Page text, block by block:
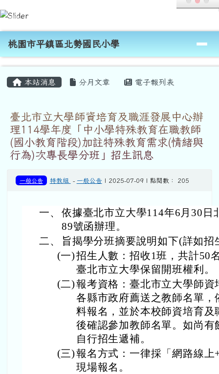
跳至主內容區
桃園市平鎮區北勢國民小學
導覽列
桃園市平鎮區北勢國民小學
本站消息 分月文章 電子報列表
臺北市立大學師資培育及職涯發展中心辦
理114學年度「中小學特殊教育在職教師
(國小教育階段)加註特殊教育需求(情緒與
行為)次專長學分班」招生訊息
一般公告 特教組 - 一般公告 | 2025-07-09 | 點閱數： 205
一、 依據臺北市立大學114年6月30日
89號函辦理。
二、
旨揭學分班摘要說明如下(詳如招
(一)招生人數：招收1班，共計50
臺北市立大學保留開班權利。
(二)報考資格：臺北市立大學師
各縣市政府薦送之教師名單
料報名，並於本校師資培育
後確認參加教師名單。如尚
自行招生遞補。
(三)報名方式：一律採「網路線
現場報名。